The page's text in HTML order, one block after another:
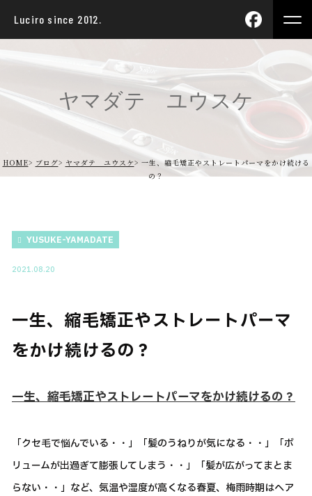
Luciro since 2012.
ヤマダテ ユウスケ
HOME ブログ ヤマダテ ユウスケ
一生、縮毛矯正やストレートパーマをかけ続ける
の？
YUSUKE-YAMADATE
2021.08.20
一生、縮毛矯正やストレートパーマ
をかけ続けるの？
一生、縮毛矯正やストレートパーマをかけ続けるの？
「クセ毛で悩んでいる・・」「髪のうねりが気になる・・」「ボ
リュームが出過ぎて膨張してしまう・・」「髪が広がってまとま
らない・・」など、気温や湿度が高くなる春夏、梅雨時期はヘア